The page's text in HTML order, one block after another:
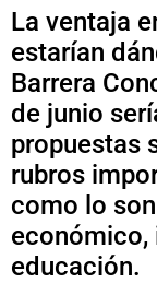
La ventaja
estarían
Barrera
de junio
propuestas
rubros
como lo
económico,
educación.